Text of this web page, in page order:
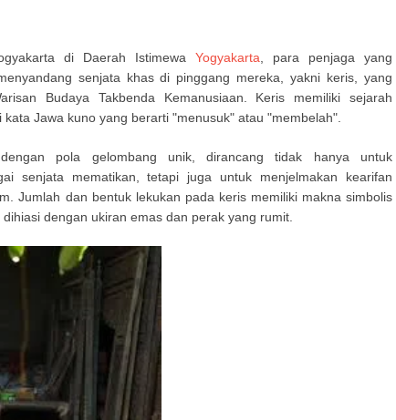
di Daerah Istimewa Yogyakarta , para penjaga yang
senjata khas di pinggang mereka, yakni keris, yang
Budaya Takbenda Kemanusiaan. Keris memiliki sejarah
Jawa kuno yang berarti "menusuk" atau "membelah".
pola gelombang unik, dirancang tidak hanya untuk
senjata mematikan, tetapi juga untuk menjelmakan kearifan
Jumlah dan bentuk lekukan pada keris memiliki makna simbolis
dengan ukiran emas dan perak yang rumit.